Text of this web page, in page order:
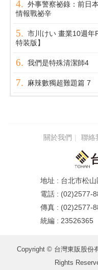
外事警察祕錄：前日
情報戰祕辛
市川けい 畫業10週年
特装版】
我們是特殊清潔師4
麻辣數獨超難題篇 7
關於我們 聯絡
台北市松
(02)2577-
(02)2577-
23526365
Copyright © 台灣東販股份
Rights